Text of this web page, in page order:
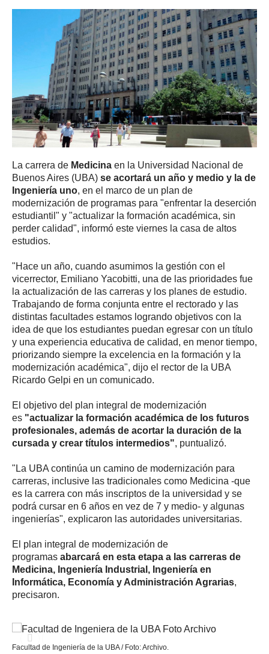
La carrera de Medicina en la Universidad Nacional de
Buenos Aires (UBA) se acortará un año y medio y la de
Ingeniería uno, en el marco de un plan de
modernización de programas para "enfrentar la deserción
estudiantil" y "actualizar la formación académica, sin
perder calidad", informó este viernes la casa de altos
estudios.
"Hace un año, cuando asumimos la gestión con el
vicerrector, Emiliano Yacobitti, una de las prioridades fue
la actualización de las carreras y los planes de estudio.
Trabajando de forma conjunta entre el rectorado y las
distintas facultades estamos logrando objetivos con la
idea de que los estudiantes puedan egresar con un título
y una experiencia educativa de calidad, en menor tiempo,
priorizando siempre la excelencia en la formación y la
modernización académica", dijo el rector de la UBA
Ricardo Gelpi en un comunicado.
El objetivo del plan integral de modernización
es "actualizar la formación académica de los futuros
profesionales, además de acortar la duración de la
cursada y crear títulos intermedios", puntualizó.
"La UBA continúa un camino de modernización para
carreras, inclusive las tradicionales como Medicina -que
es la carrera con más inscriptos de la universidad y se
podrá cursar en 6 años en vez de 7 y medio- y algunas
ingenierías", explicaron las autoridades universitarias.
El plan integral de modernización de
programas abarcará en esta etapa a las carreras de
Medicina, Ingeniería Industrial, Ingeniería en
Informática, Economía y Administración Agrarias,
precisaron.
Facultad de Ingeniería de la UBA / Foto: Archivo.